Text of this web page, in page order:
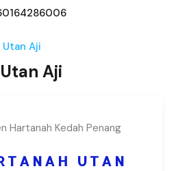
Utan Aji
Aji
UTAN